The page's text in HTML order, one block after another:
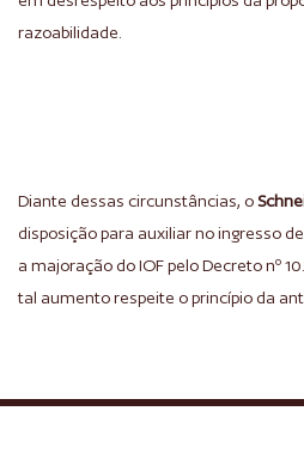
razoabilidade.
Diante dessas circunstâncias, o
disposição para auxiliar no ingresso
a majoração do IOF pelo Decreto nº
tal aumento respeite o princípio da